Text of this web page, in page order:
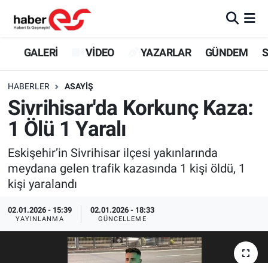
GALERİ VİDEO YAZARLAR GÜNDEM
HABERLER ASAYİŞ
Sivrihisar'da Korkunç Kaza:
1 Ölü 1 Yaralı
Eskişehir’in Sivrihisar ilçesi yakınlarında
meydana gelen trafik kazasında 1 kişi öldü, 1
kişi yaralandı
02.01.2026 - 15:39
YAYINLANMA
02.01.2026 - 18:33
GÜNCELLEME
GALERİ
YAZARLAR
GÜNDEM
SİYASET
EKONOMİ
Eskişehir Nöbetçi Eczaneler
Eskişehir Trafik Yoğunluk Haritası
Süper Lig Puan Durumu ve Fikstür
Tüm Manşetler
Haber Arşivi